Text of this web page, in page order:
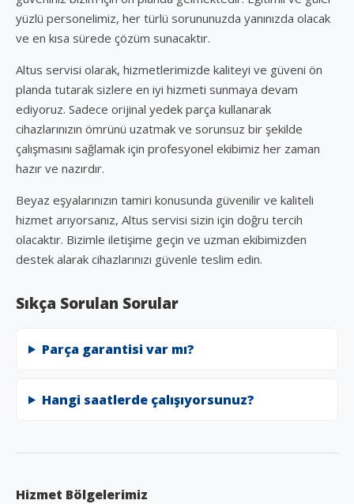
yüzlü personelimiz, her türlü sorununuzda yanınızda olacak
ve en kısa sürede çözüm sunacaktır.
Altus servisi olarak, hizmetlerimizde kaliteyi ve güveni ön
planda tutarak sizlere en iyi hizmeti sunmaya devam
ediyoruz. Sadece orijinal yedek parça kullanarak
cihazlarınızın ömrünü uzatmak ve sorunsuz bir şekilde
çalışmasını sağlamak için profesyonel ekibimiz her zaman
hazır ve nazırdır.
Beyaz eşyalarınızın tamiri konusunda güvenilir ve kaliteli
hizmet arıyorsanız, Altus servisi sizin için doğru tercih
olacaktır. Bizimle iletişime geçin ve uzman ekibimizden
destek alarak cihazlarınızı güvenle teslim edin.
Sıkça Sorulan Sorular
Parça garantisi var mı?
Hangi saatlerde çalışıyorsunuz?
Hizmet Bölgelerimiz